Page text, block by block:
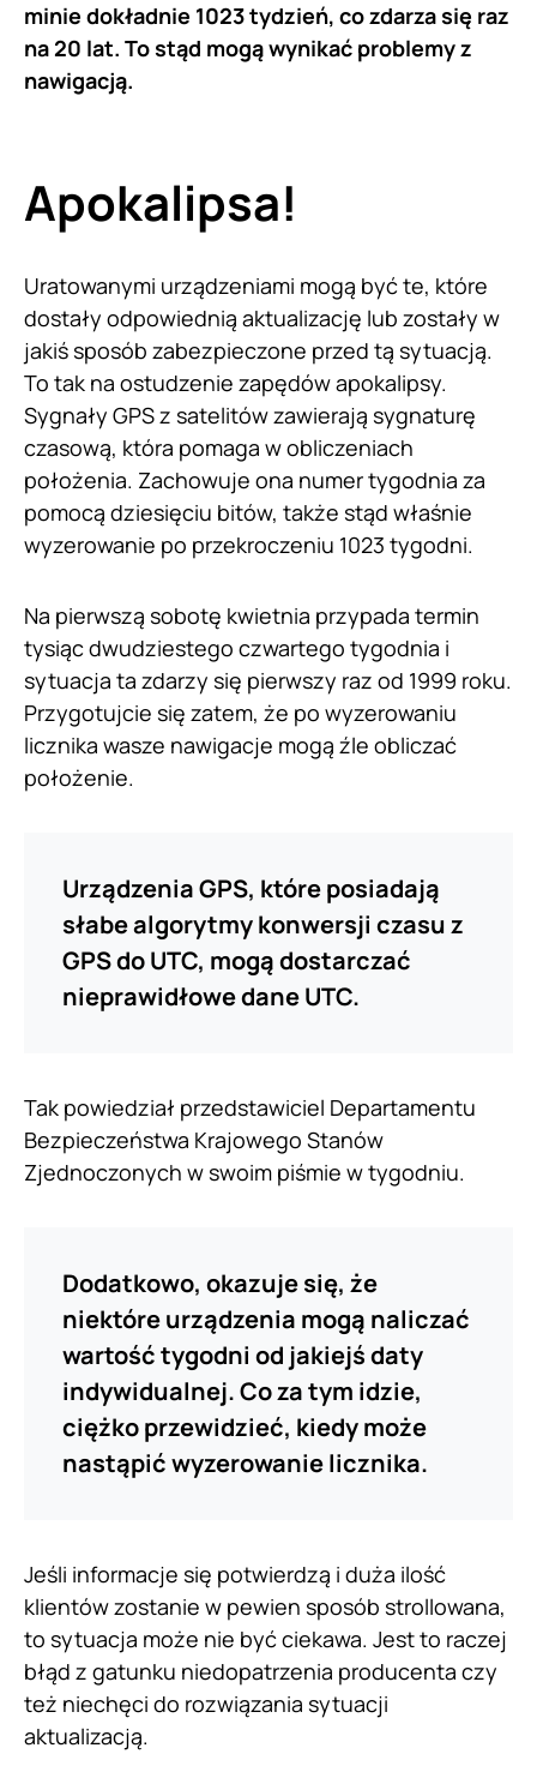
minie dokładnie 1023 tydzień, co zdarza się raz
na 20 lat. To stąd mogą wynikać problemy z
nawigacją.
Apokalipsa!
Uratowanymi urządzeniami mogą być te, które
dostały odpowiednią aktualizację lub zostały w
jakiś sposób zabezpieczone przed tą sytuacją.
To tak na ostudzenie zapędów apokalipsy.
Sygnały GPS z satelitów zawierają sygnaturę
czasową, która pomaga w obliczeniach
położenia. Zachowuje ona numer tygodnia za
pomocą dziesięciu bitów, także stąd właśnie
wyzerowanie po przekroczeniu 1023 tygodni.
Na pierwszą sobotę kwietnia przypada termin
tysiąc dwudziestego czwartego tygodnia i
sytuacja ta zdarzy się pierwszy raz od 1999 roku.
Przygotujcie się zatem, że po wyzerowaniu
licznika wasze nawigacje mogą źle obliczać
położenie.
Urządzenia GPS, które posiadają
słabe algorytmy konwersji czasu z
GPS do UTC, mogą dostarczać
nieprawidłowe dane UTC.
Tak powiedział przedstawiciel Departamentu
Bezpieczeństwa Krajowego Stanów
Zjednoczonych w swoim piśmie w tygodniu.
Dodatkowo, okazuje się, że
niektóre urządzenia mogą naliczać
wartość tygodni od jakiejś daty
indywidualnej. Co za tym idzie,
ciężko przewidzieć, kiedy może
nastąpić wyzerowanie licznika.
Jeśli informacje się potwierdzą i duża ilość
klientów zostanie w pewien sposób strollowana,
to sytuacja może nie być ciekawa. Jest to raczej
błąd z gatunku niedopatrzenia producenta czy
też niechęci do rozwiązania sytuacji
aktualizacją.